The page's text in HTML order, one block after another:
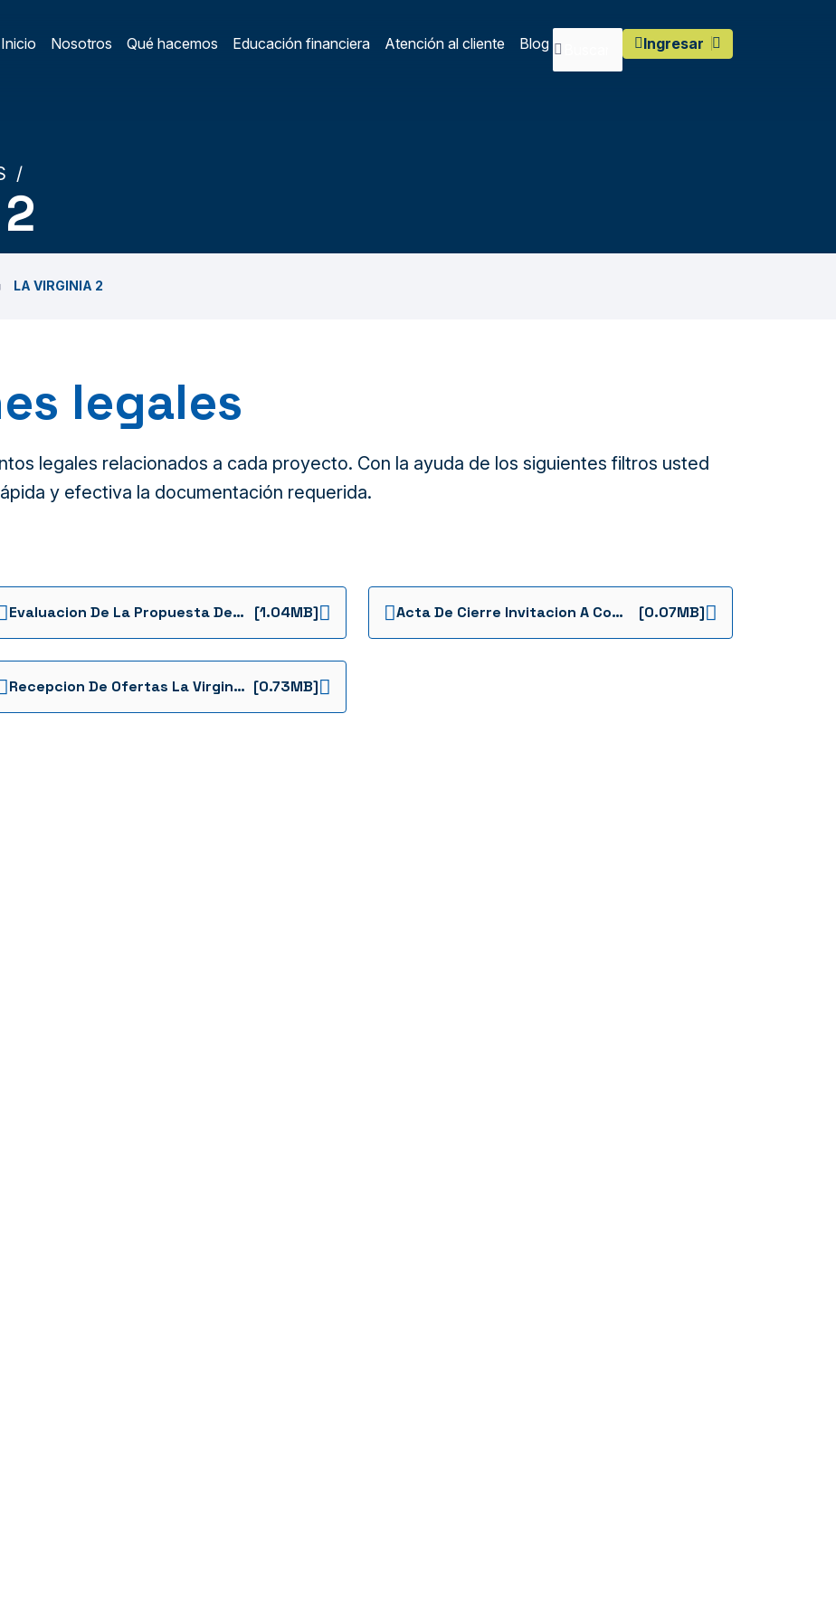
Main Menu
Inicio Nosotros Qué hacemos Educación financiera Atención al cliente Blog Ingresar
/
LA VIRGINIA 2
legales
legales relacionados a cada proyecto. Con la ayuda de los siguientes filtros usted
y efectiva la documentación requerida.
Evaluacion De La Propuesta De La Invitacion Constructor Pam Ii Jardines Del Campo 1 La Virginia 2 1736963278203 [1.04MB] Acta De Cierre Invitacion A Constructor La Virginia 2 1736963026197 [0.07MB]
Recepcion De Ofertas La Virginia 2 1736963439417 [0.73MB]